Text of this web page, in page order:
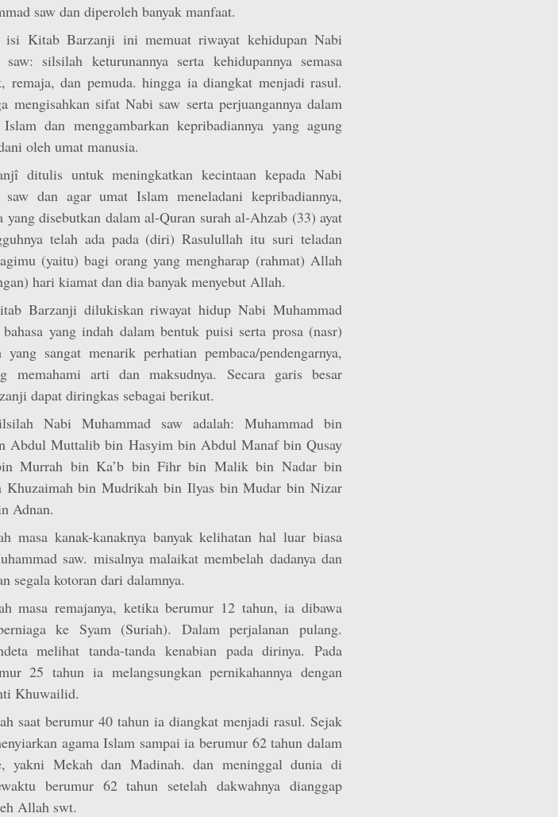
saw dan diperoleh banyak manfaat.
isi Kitab Barzanji ini memuat riwayat kehidupan Nabi
saw: silsilah keturunannya serta kehidupannya semasa
remaja, dan pemuda. hingga ia diangkat menjadi rasul.
mengisahkan sifat Nabi saw serta perjuangannya dalam
dan menggambarkan kepribadiannya yang agung
oleh umat manusia.
ditulis untuk meningkatkan kecintaan kepada Nabi
saw dan agar umat Islam meneladani kepribadiannya,
yang disebutkan dalam al-Quran surah al-Ahzab (33) ayat
telah ada pada (diri) Rasulullah itu suri teladan
(yaitu) bagi orang yang mengharap (rahmat) Allah
hari kiamat dan dia banyak menyebut Allah.
Barzanji dilukiskan riwayat hidup Nabi Muhammad
bahasa yang indah dalam bentuk puisi serta prosa (nasr)
yang sangat menarik perhatian pembaca/pendengarnya,
memahami arti dan maksudnya. Secara garis besar
dapat diringkas sebagai berikut.
Nabi Muhammad saw adalah: Muhammad bin
Abdul Muttalib bin Hasyim bin Abdul Manaf bin Qusay
Murrah bin Ka’b bin Fihr bin Malik bin Nadar bin
Khuzaimah bin Mudrikah bin Ilyas bin Mudar bin Nizar
Adnan.
masa kanak-kanaknya banyak kelihatan hal luar biasa
saw. misalnya malaikat membelah dadanya dan
segala kotoran dari dalamnya.
masa remajanya, ketika berumur 12 tahun, ia dibawa
ke Syam (Suriah). Dalam perjalanan pulang.
melihat tanda-tanda kenabian pada dirinya. Pada
25 tahun ia melangsungkan pernikahannya dengan
Khuwailid.
saat berumur 40 tahun ia diangkat menjadi rasul. Sejak
agama Islam sampai ia berumur 62 tahun dalam
yakni Mekah dan Madinah. dan meninggal dunia di
berumur 62 tahun setelah dakwahnya dianggap
Allah swt.